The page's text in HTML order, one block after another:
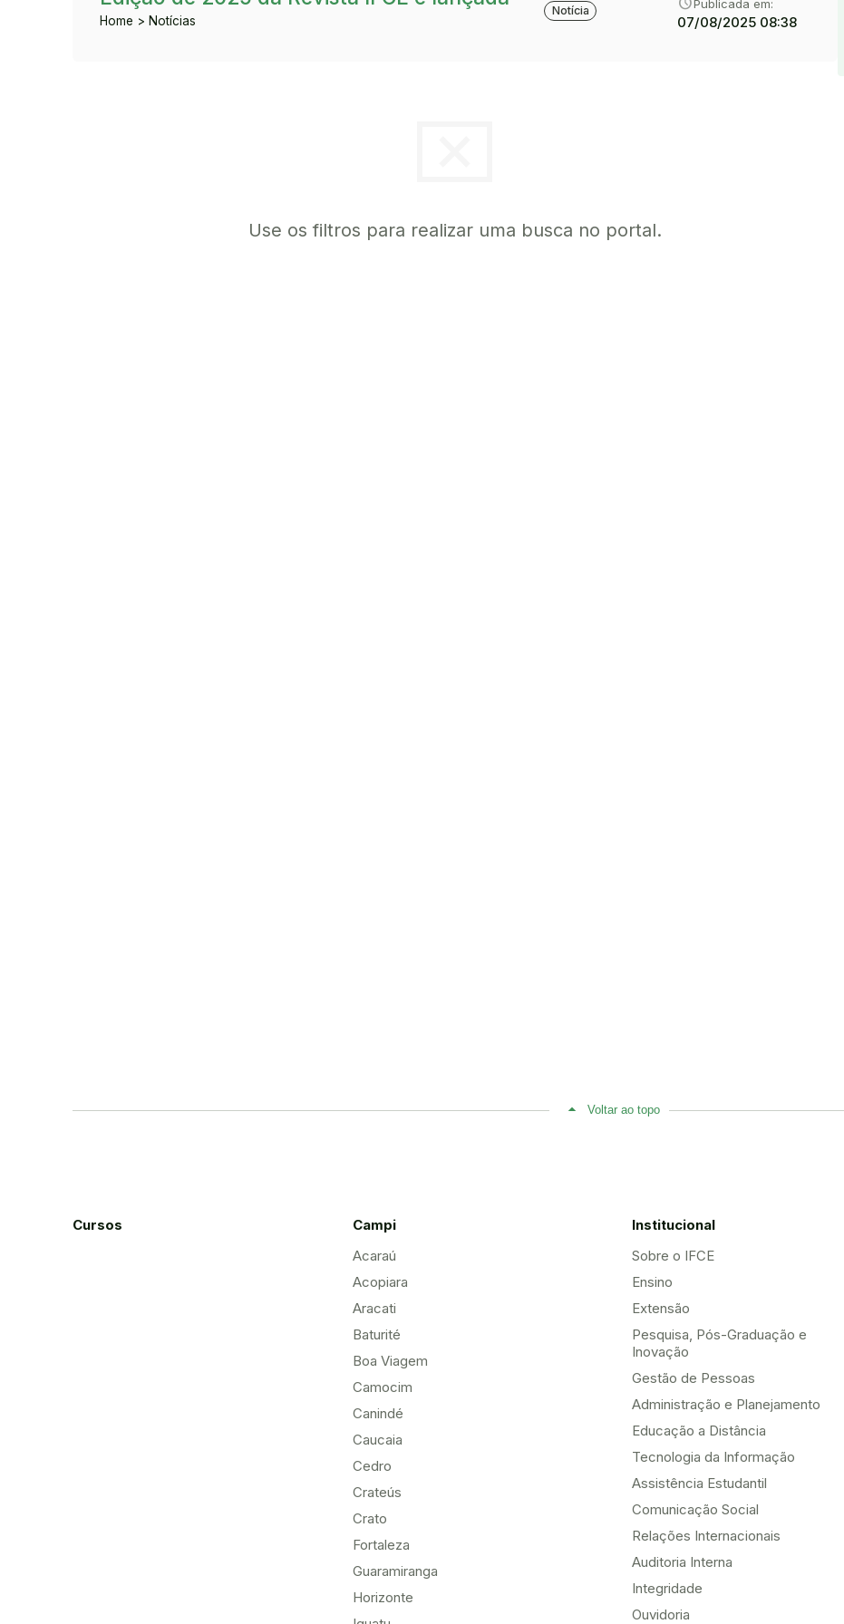
Home > Notícias
Notícia Publicada em:
07/08/2025 08:38
Use os filtros para realizar uma busca no portal.
Voltar ao topo
Cursos
Campi
Acaraú
Acopiara
Aracati
Baturité
Boa Viagem
Camocim
Canindé
Caucaia
Cedro
Crateús
Crato
Fortaleza
Guaramiranga
Horizonte
Institucional
Sobre o IFCE
Ensino
Extensão
Pesquisa, Pós-Graduação e
Inovação
Gestão de Pessoas
Administração e Planejamento
Educação a Distância
Tecnologia da Informação
Assistência Estudantil
Comunicação Social
Relações Internacionais
Auditoria Interna
Integridade
Ouvidoria